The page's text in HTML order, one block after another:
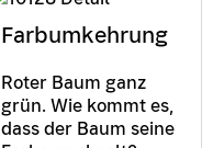
Farbumkehrung
Roter Baum ganz
grün. Wie kommt es,
dass der Baum seine